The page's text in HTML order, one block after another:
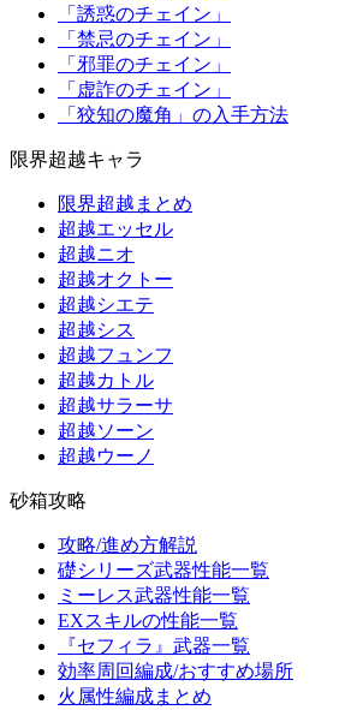
「誘惑のチェイン」
「禁忌のチェイン」
「邪罪のチェイン」
「虚詐のチェイン」
「狡知の魔角」の入手方法
限界超越キャラ
限界超越まとめ
超越エッセル
超越ニオ
超越オクトー
超越シエテ
超越シス
超越フュンフ
超越カトル
超越サラーサ
超越ソーン
超越ウーノ
砂箱攻略
攻略/進め方解説
礎シリーズ武器性能一覧
ミーレス武器性能一覧
EXスキルの性能一覧
『セフィラ』武器一覧
効率周回編成/おすすめ場所
火属性編成まとめ